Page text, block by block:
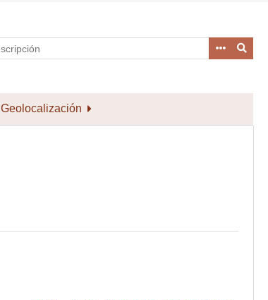
Geolocalización